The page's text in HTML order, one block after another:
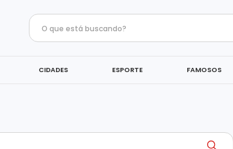
CIDADES ESPORTE FAMOSOS